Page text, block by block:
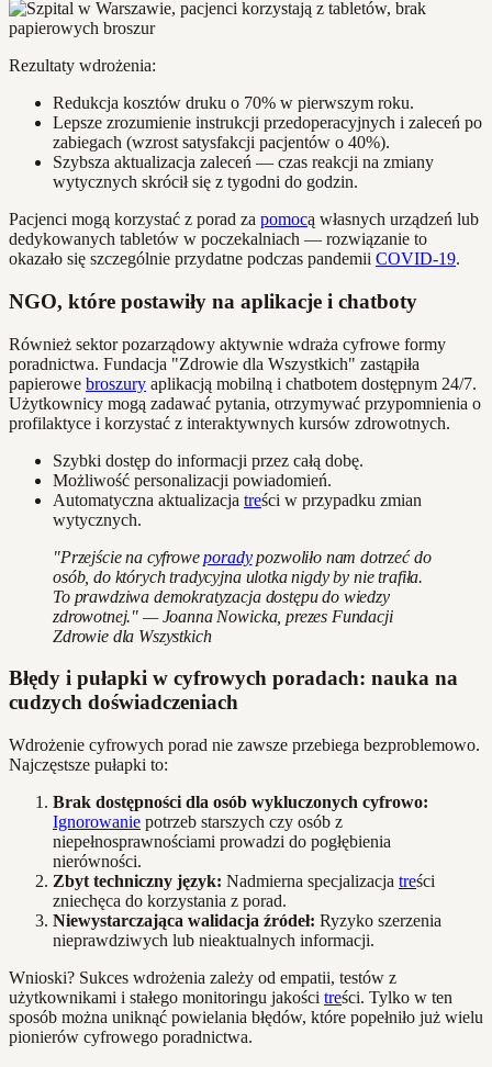
Rezultaty wdrożenia:
Redukcja kosztów druku o 70% w pierwszym roku.
Lepsze zrozumienie instrukcji przedoperacyjnych i zaleceń po
zabiegach (wzrost satysfakcji pacjentów o 40%).
Szybsza aktualizacja zaleceń — czas reakcji na zmiany
wytycznych skrócił się z tygodni do godzin.
Pacjenci mogą korzystać z porad za pomocą własnych urządzeń lub
dedykowanych tabletów w poczekalniach — rozwiązanie to
okazało się szczególnie przydatne podczas pandemii COVID-19.
NGO, które postawiły na aplikacje i chatboty
Również sektor pozarządowy aktywnie wdraża cyfrowe formy
poradnictwa. Fundacja "Zdrowie dla Wszystkich" zastąpiła
papierowe broszury aplikacją mobilną i chatbotem dostępnym 24/7.
Użytkownicy mogą zadawać pytania, otrzymywać przypomnienia o
profilaktyce i korzystać z interaktywnych kursów zdrowotnych.
Szybki dostęp do informacji przez całą dobę.
Możliwość personalizacji powiadomień.
Automatyczna aktualizacja treści w przypadku zmian
wytycznych.
"Przejście na cyfroweporadypozwoliło nam dotrzeć do
osób, do których tradycyjna ulotka nigdy by nie trafiła.
To prawdziwa demokratyzacja dostępu do wiedzy
zdrowotnej." — Joanna Nowicka, prezes Fundacji
Zdrowie dla Wszystkich
Błędy i pułapki w cyfrowych poradach: nauka na
cudzych doświadczeniach
Wdrożenie cyfrowych porad nie zawsze przebiega bezproblemowo.
Najczęstsze pułapki to:
Brak dostępności dla osób wykluczonych cyfrowo:
Ignorowanie potrzeb starszych czy osób z
niepełnosprawnościami prowadzi do pogłębienia
nierówności.
Zbyt techniczny język: Nadmierna specjalizacja treści
zniechęca do korzystania z porad.
Niewystarczająca walidacja źródeł: Ryzyko szerzenia
nieprawdziwych lub nieaktualnych informacji.
Wnioski? Sukces wdrożenia zależy od empatii, testów z
użytkownikami i stałego monitoringu jakości treści. Tylko w ten
sposób można uniknąć powielania błędów, które popełniło już wielu
pionierów cyfrowego poradnictwa.